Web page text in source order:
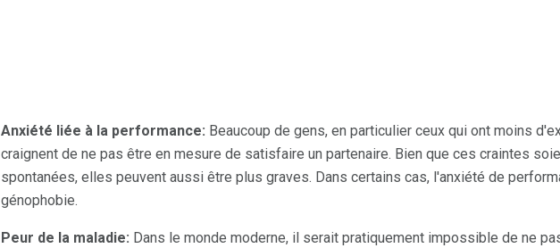
Anxiété liée à la performance: Beaucoup de gens, en particulier ceux qui ont moins
craignent de ne pas être en mesure de satisfaire un partenaire. Bien que ces craintes
spontanées, elles peuvent aussi être plus graves. Dans certains cas, l'anxiété de
génophobie.
Peur de la maladie: Dans le monde moderne, il serait pratiquement impossible de ne